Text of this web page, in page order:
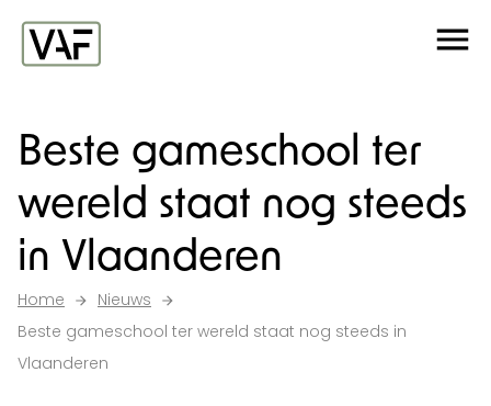
Ga verder naar de inhoud
Beste gameschool ter
wereld staat nog steeds
in Vlaanderen
Home
Nieuws
Beste gameschool ter wereld staat nog steeds in
Vlaanderen